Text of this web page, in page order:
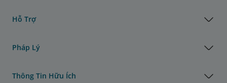
Hỗ Trợ
Pháp Lý
Thông Tin Hữu Ích